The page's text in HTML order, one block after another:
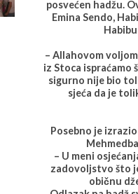
posvećen hadžu.
Emina Sendo,
– Allahovom
iz Stoca ispraćamo
sigurno nije bio
sjeća da je
Posebno je
– U meni
zadovoljstvo što
običnu